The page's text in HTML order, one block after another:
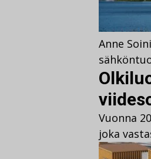
Anne
Vuonna
joka